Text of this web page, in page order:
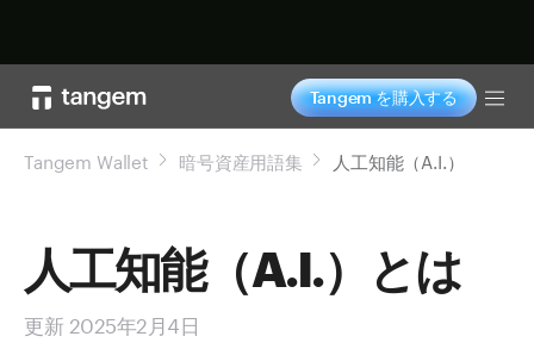
Tangem を購入する
Tangem Wallet 暗号資産用語集 人工知能（A.I.）
人工知能（A.I.）とは
更新 2025年2月4日